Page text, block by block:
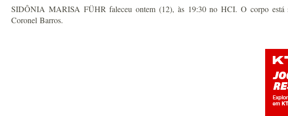
SIDÔNIA MARISA FÜHR faleceu ontem (12), às 19:30 no HCI. O corpo está
Coronel Barros.